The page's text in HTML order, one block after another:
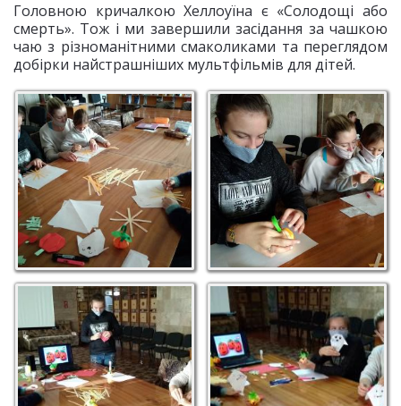
Головною кричалкою Хеллоуїна є «Солодощі або
смерть». Тож і ми завершили засідання за чашкою
чаю з різноманітними смаколиками та переглядом
добірки найстрашніших мультфільмів для дітей.